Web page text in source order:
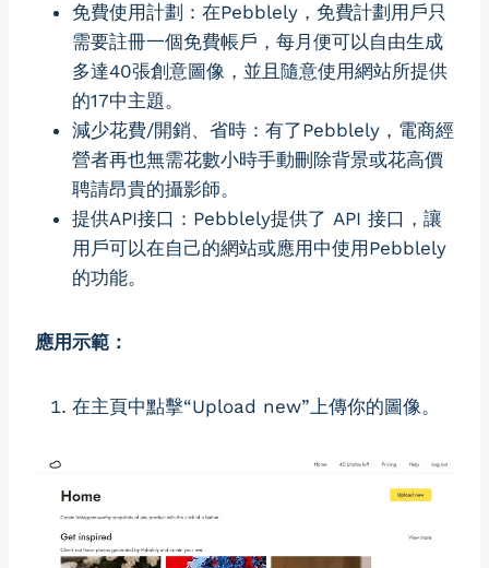
免費使用計劃：在Pebblely，免費計劃用戶只
需要註冊一個免費帳戶，每月便可以自由生成
多達40張創意圖像，並且隨意使用網站所提供
的17中主題。
減少花費/開銷、省時：有了Pebblely，電商經
營者再也無需花數小時手動刪除背景或花高價
聘請昂貴的攝影師。
提供API接口：Pebblely提供了 API 接口，讓
用戶可以在自己的網站或應用中使用Pebblely
的功能。
應用示範：
在主頁中點擊“Upload new”上傳你的圖像。